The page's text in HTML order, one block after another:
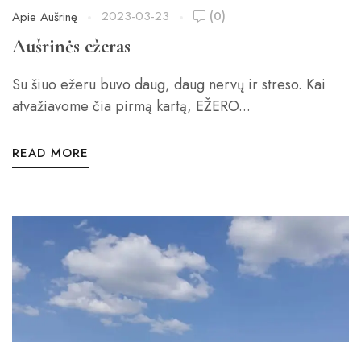
Apie Aušrinę 2023-03-23 (0)
Aušrinės ežeras
Su šiuo ežeru buvo daug, daug nervų ir streso. Kai
atvažiavome čia pirmą kartą, EŽERO...
READ MORE